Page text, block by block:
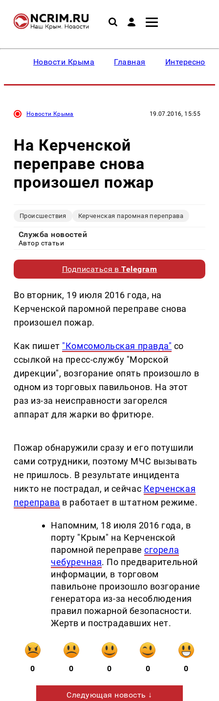
Новости Крыма Главная Интересное
Новости Крыма 19.07.2016, 15:55
На Керченской
переправе снова
произошел пожар
Происшествия Керченская паромная переправа
Служба новостей
Автор статьи
Подписаться вTelegram
Во вторник, 19 июля 2016 года, на
Керченской паромной переправе снова
произошел пожар.
Как пишет "Комсомольская правда" со
ссылкой на пресс-службу "Морской
дирекции", возгорание опять произошло в
одном из торговых павильонов. На этот
раз из-за неисправности загорелся
аппарат для жарки во фритюре.
Пожар обнаружили сразу и его потушили
сами сотрудники, поэтому МЧС вызывать
не пришлось. В результате инцидента
никто не пострадал, и сейчас Керченская
переправа в работает в штатном режиме.
Напомним, 18 июля 2016 года, в
порту "Крым" на Керченской
паромной переправесгорела
чебуречная. По предварительной
информации, в торговом
павильоне произошло возгорание
генератора из-за несоблюдения
правил пожарной безопасности.
Жертв и пострадавших нет.
0 0 0 0 0
Следующая новость ↓